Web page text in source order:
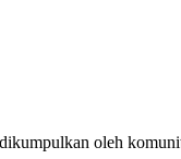
oleh